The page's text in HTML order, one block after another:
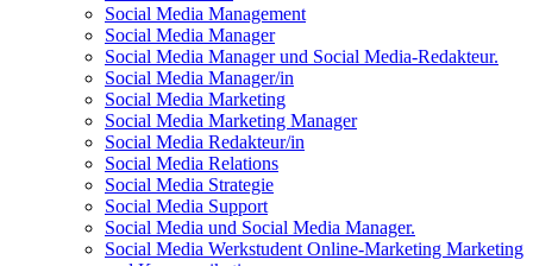
Social Media Management
Social Media Manager
Social Media Manager und Social Media-Redakteur.
Social Media Manager/in
Social Media Marketing
Social Media Marketing Manager
Social Media Redakteur/in
Social Media Relations
Social Media Strategie
Social Media Support
Social Media und Social Media Manager.
Social Media Werkstudent Online-Marketing Marketing